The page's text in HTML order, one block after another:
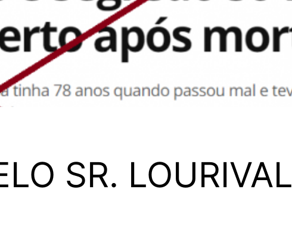
SR. LOURIVAL